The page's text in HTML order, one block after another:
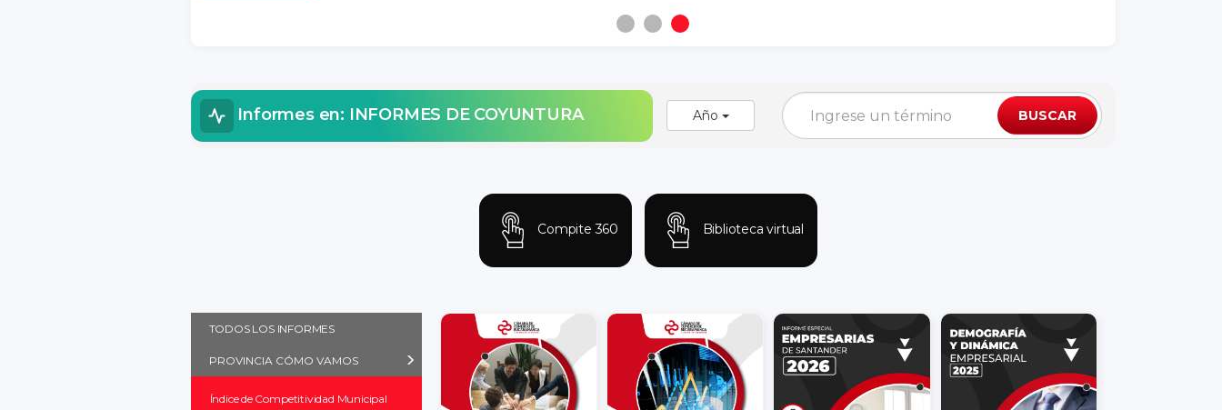
Informes en: INFORMES DE COYUNTURA Año BUSCAR
Compite 360 Biblioteca virtual
TODOS LOS INFORMES
PROVINCIA CÓMO VAMOS
Índice de Competitividad Municipal